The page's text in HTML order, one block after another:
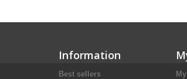
Information
Best sellers